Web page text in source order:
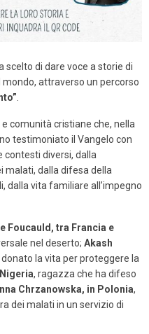
scelto di dare voce a storie di
attraverso un percorso
.
comunità cristiane che, nella
testimoniato il Vangelo con
contesti diversi, dalla
malati, dalla difesa della
dalla vita familiare all’impegno
Foucauld, tra Francia e
nel deserto; Akash
la vita per proteggere la
, ragazza che ha difeso
Chrzanowska, in Polonia,
dei malati in un servizio di